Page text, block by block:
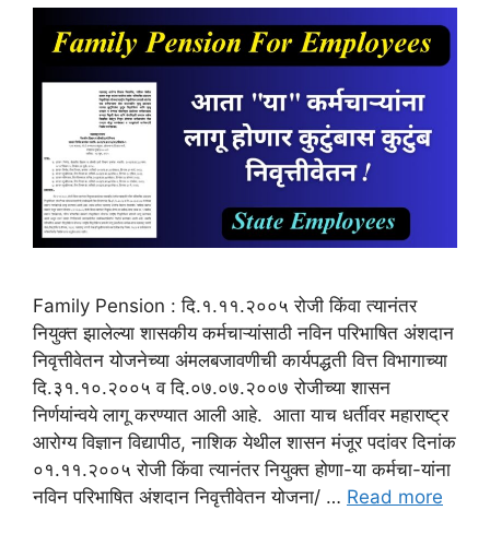
Family Pension : दि.१.११.२००५ रोजी किंवा त्यानंतर
नियुक्त झालेल्या शासकीय कर्मचाऱ्यांसाठी नविन परिभाषित अंशदान
निवृत्तीवेतन योजनेच्या अंमलबजावणीची कार्यपद्धती वित्त विभागाच्या
दि.३१.१०.२००५ व दि.०७.०७.२००७ रोजीच्या शासन
निर्णयांन्वये लागू करण्यात आली आहे. आता याच धर्तीवर महाराष्ट्र
आरोग्य विज्ञान विद्यापीठ, नाशिक येथील शासन मंजूर पदांवर दिनांक
०१.११.२००५ रोजी किंवा त्यानंतर नियुक्त होणा-या कर्मचा-यांना
नविन परिभाषित अंशदान निवृत्तीवेतन योजना/ … Read more